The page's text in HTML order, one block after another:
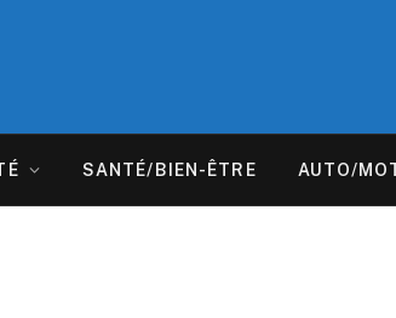
SANTÉ/BIEN-ÊTRE AUTO/